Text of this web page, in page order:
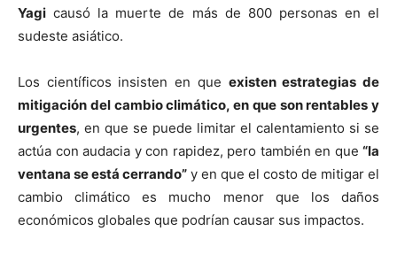
Yagi causó la muerte de más de 800 personas en el
sudeste asiático.
Los científicos insisten en que existen estrategias de
mitigación del cambio climático, en que son rentables y
urgentes, en que se puede limitar el calentamiento si se
actúa con audacia y con rapidez, pero también en que “la
ventana se está cerrando” y en que el costo de mitigar el
cambio climático es mucho menor que los daños
económicos globales que podrían causar sus impactos.